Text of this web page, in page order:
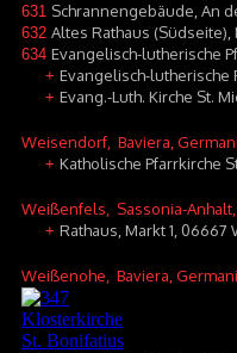
631 Schrannengebäude, An
632 Altes Rathaus (Südseite),
634 Evangelisch-lutherische
+ Evangelisch-lutherische
+ Evang.-Luth. Kirche St.
Weisendorf , Baviera,
+ Katholische Pfarrkirche
Weißenfels , Sassonia-
+ Rathaus, Markt 1, 06667
Weißenohe , Baviera,